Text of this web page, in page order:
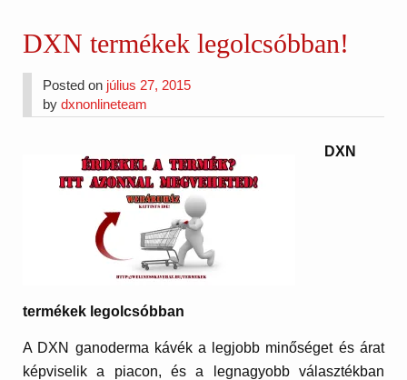
DXN termékek legolcsóbban!
Posted on július 27, 2015
bydxnonlineteam
DXN
termékek legolcsóbban
A DXN ganoderma kávék a legjobb minőséget és árat
képviselik a piacon, és a legnagyobb választékban